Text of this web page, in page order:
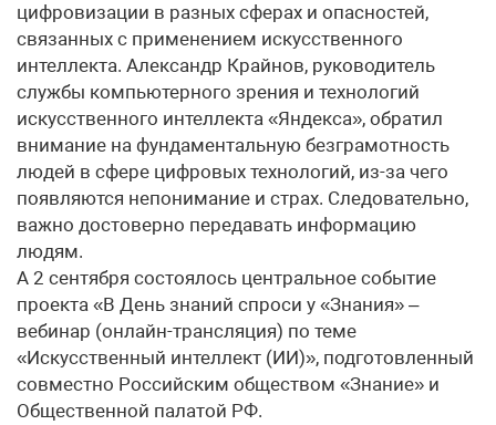
цифровизации в разных сферах и опасностей,
связанных с применением искусственного
интеллекта. Александр Крайнов, руководитель
службы компьютерного зрения и технологий
искусственного интеллекта «Яндекса», обратил
внимание на фундаментальную безграмотность
людей в сфере цифровых технологий, из-за чего
появляются непонимание и страх. Следовательно,
важно достоверно передавать информацию
людям.
А 2 сентября состоялось центральное событие
проекта «В День знаний спроси у «Знания» –
вебинар (онлайн-трансляция) по теме
«Искусственный интеллект (ИИ)», подготовленный
совместно Российским обществом «Знание» и
Общественной палатой РФ.